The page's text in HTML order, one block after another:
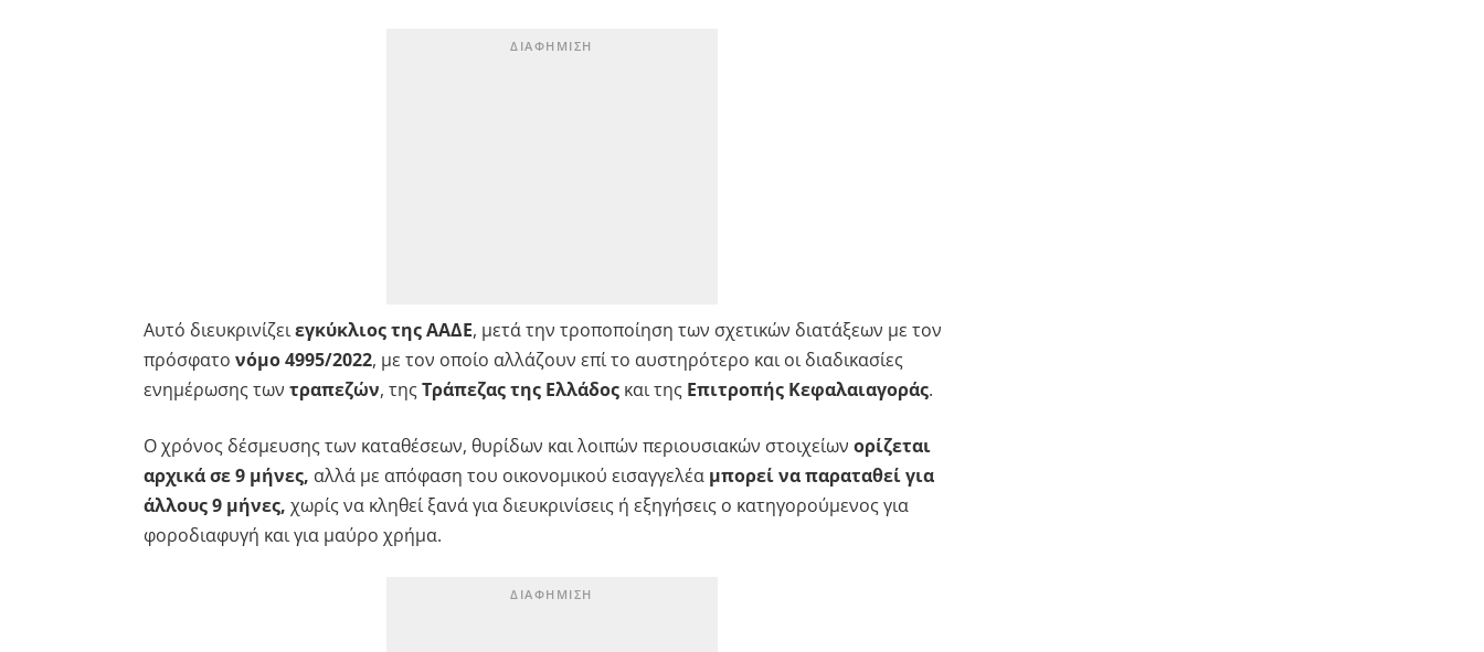
Αυτό διευκρινίζειεγκύκλιος της ΑΑΔΕ, μετά την τροποποίηση των σχετικών διατάξεων με τον
πρόσφατο νόμο 4995/2022, με τον οποίο αλλάζουν επί το αυστηρότερο και οι διαδικασίες
ενημέρωσης των τραπεζών, της Τράπεζας της Ελλάδοςκαι της Επιτροπής Κεφαλαιαγοράς.
Ο χρόνος δέσμευσης των καταθέσεων, θυρίδων και λοιπών περιουσιακών στοιχείων ορίζεται
αρχικά σε 9 μήνες, αλλά με απόφαση του οικονομικού εισαγγελέα μπορεί να παραταθεί για
άλλους 9 μήνες, χωρίς να κληθεί ξανά για διευκρινίσεις ή εξηγήσεις ο κατηγορούμενος για
φοροδιαφυγή και για μαύρο χρήμα.